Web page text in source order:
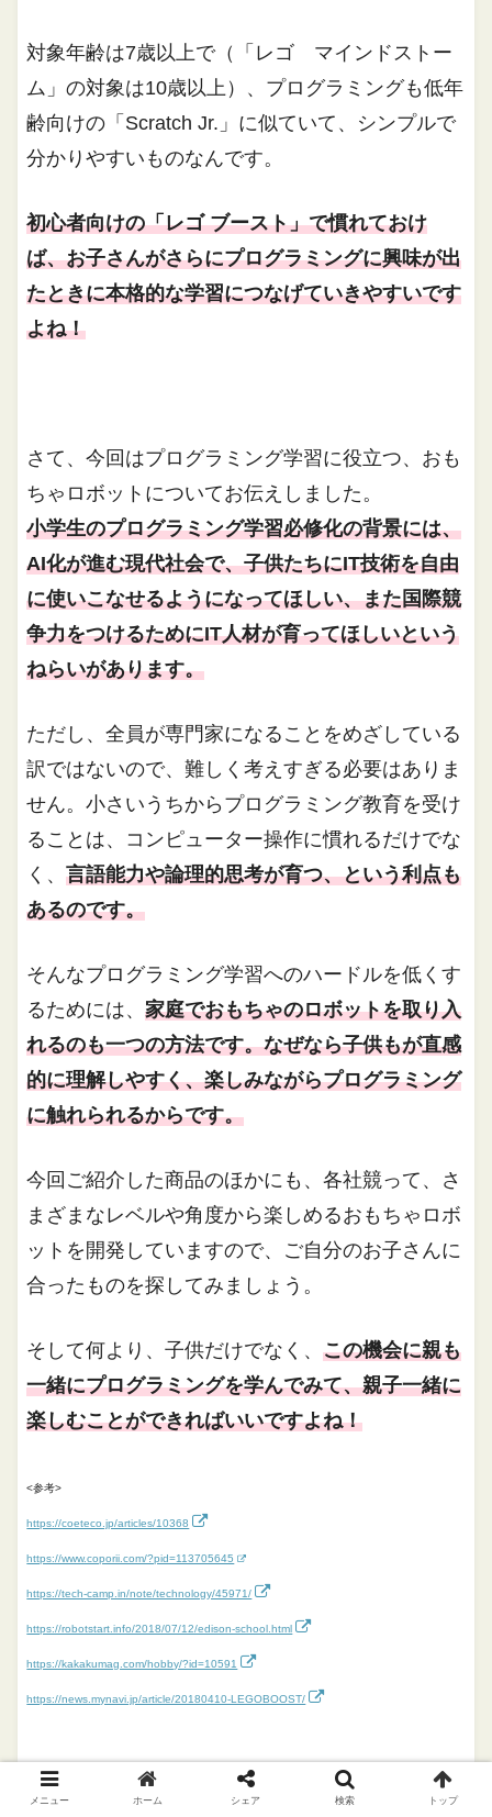
対象年齢は7歳以上で（「レゴ マインドストー
ム」の対象は10歳以上）、プログラミングも低年
齢向けの「Scratch Jr.」に似ていて、シンプルで
分かりやすいものなんです。
初心者向けの「レゴ ブースト」で慣れておけ
ば、お子さんがさらにプログラミングに興味が出
たときに本格的な学習につなげていきやすいです
よね！
さて、今回はプログラミング学習に役立つ、おも
ちゃロボットについてお伝えしました。
小学生のプログラミング学習必修化の背景には、
AI化が進む現代社会で、子供たちにIT技術を自由
に使いこなせるようになってほしい、また国際競
争力をつけるためにIT人材が育ってほしいという
ねらいがあります。
ただし、全員が専門家になることをめざしている
訳ではないので、難しく考えすぎる必要はありま
せん。小さいうちからプログラミング教育を受け
ることは、コンピューター操作に慣れるだけでな
く、言語能力や論理的思考が育つ、という利点も
あるのです。
そんなプログラミング学習へのハードルを低くす
るためには、家庭でおもちゃのロボットを取り入
れるのも一つの方法です。なぜなら子供もが直感
的に理解しやすく、楽しみながらプログラミング
に触れられるからです。
今回ご紹介した商品のほかにも、各社競って、さ
まざまなレベルや角度から楽しめるおもちゃロボ
ットを開発していますので、ご自分のお子さんに
合ったものを探してみましょう。
そして何より、子供だけでなく、この機会に親も
一緒にプログラミングを学んでみて、親子一緒に
楽しむことができればいいですよね！
<参考>
https://coeteco.jp/articles/10368
https://www.coporii.com/?pid=113705645
https://tech-camp.in/note/technology/45971/
https://robotstart.info/2018/07/12/edison-school.html
https://kakakumag.com/hobby/?id=10591
https://news.mynavi.jp/article/20180410-LEGOBOOST/
メニュー ホーム シェア 検索 トップ